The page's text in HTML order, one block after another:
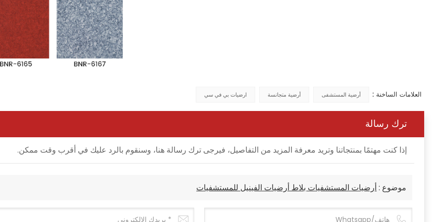
العلامات الساخنة : أرضية المستشفى أرضية متجانسة ارضيات بي في سي
ترك رسالة
إذا كنت مهتمًا بمنتجاتنا وتريد معرفة المزيد من التفاصيل، فيرجى ترك رسالة هنا، وسنقوم بالرد عليك في أقرب وقت ممكن.
موضوع :أرضيات المستشفيات بلاط أرضيات الفينيل للمستشفيات